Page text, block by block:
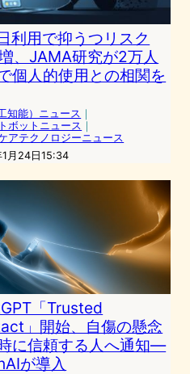
利用で抑うつリスク
、JAMA研究が2万人
個人的使用との相関を
知能）ニュース ｜
ボットニュース ｜
アテクノロジーニュース
月24日15:34
「Trusted
」開始、自傷の懸念
に信頼する人へ通知—
が導入